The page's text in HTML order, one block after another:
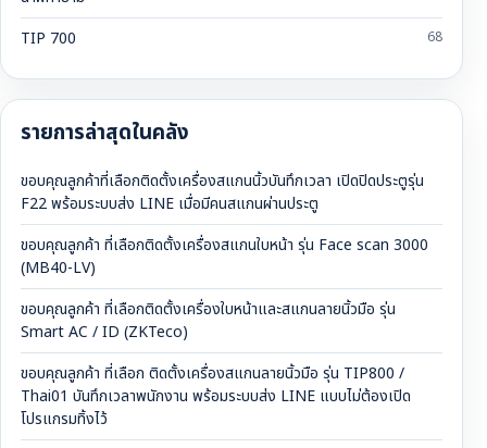
TIP 700 68
รายการล่าสุดในคลัง
ขอบคุณลูกค้าที่เลือกติดตั้งเครื่องสแกนนิ้วบันทึกเวลา เปิดปิดประตูรุ่น
F22 พร้อมระบบส่ง LINE เมื่อมีคนสแกนผ่านประตู
ขอบคุณลูกค้า ที่เลือกติดตั้งเครื่องสแกนใบหน้า รุ่น Face scan 3000
(MB40-LV)
ขอบคุณลูกค้า ที่เลือกติดตั้งเครื่องใบหน้าและสแกนลายนิ้วมือ รุ่น
Smart AC / ID (ZKTeco)
ขอบคุณลูกค้า ที่เลือก ติดตั้งเครื่องสแกนลายนิ้วมือ รุ่น TIP800 /
Thai01 บันทึกเวลาพนักงาน พร้อมระบบส่ง LINE แบบไม่ต้องเปิด
โปรแกรมทิ้งไว้